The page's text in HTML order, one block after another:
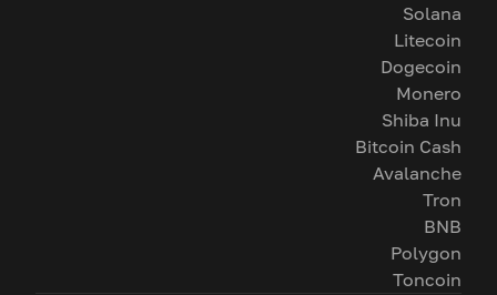
Solana
Litecoin
Dogecoin
Monero
Shiba Inu
Bitcoin Cash
Avalanche
Tron
BNB
Polygon
Toncoin